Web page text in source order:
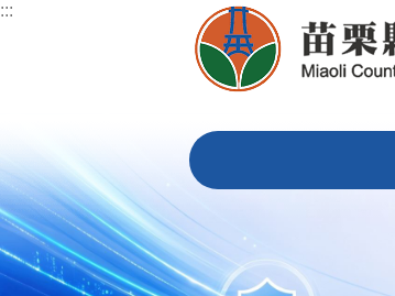
跳到主要內容區塊
:::